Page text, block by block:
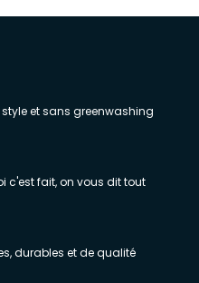
et sans greenwashing
c'est fait, on vous dit tout
durables et de qualité